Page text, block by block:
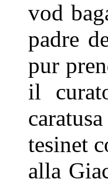
vod
padre
pur
il
tesinet
alla